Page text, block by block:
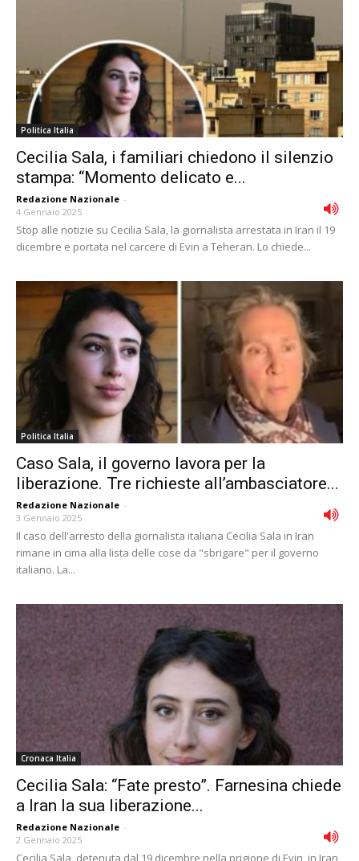
Politica Italia
Cecilia Sala, i familiari chiedono il silenzio
stampa: “Momento delicato e...
Redazione Nazionale -
4 Gennaio 2025
Stop alle notizie su Cecilia Sala, la giornalista arrestata in Iran il 19
dicembre e portata nel carcere di Evin a Teheran. Lo chiede...
Politica Italia
Caso Sala, il governo lavora per la
liberazione. Tre richieste all’ambasciatore...
Redazione Nazionale -
3 Gennaio 2025
Il caso dell'arresto della giornalista italiana Cecilia Sala in Iran
rimane in cima alla lista delle cose da "sbrigare" per il governo
italiano. La...
Cronaca Italia
Cecilia Sala: “Fate presto”. Farnesina chiede
a Iran la sua liberazione...
Redazione Nazionale -
2 Gennaio 2025
Cecilia Sala, detenuta dal 19 dicembre nella prigione di Evin, in Iran,